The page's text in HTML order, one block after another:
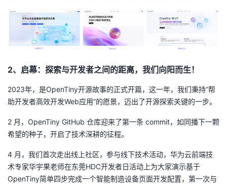
证实
验
的
收
藏
持
建
议
2、启幕：探索与开发者之间的距离，我们向阳而生！
2023年，是OpenTiny开源故事的正式开篇，这一年，我们秉持“帮
助开发者高效开发Web应用”的愿景，迈出了开源探索关键的一步。
2 月，OpenTiny GitHub 仓库迎来了第一条 commit，如同播下一颗
希望的种子，开启了技术深耕的征程。
4 月，我们首次走出线上社区，参与线下技术活动，华为云前端技
术专家华宇果老师在东莞HDC开发者日活动上为大家演示基于
OpenTiny简单四步完成一个智能制造设备页面开发配置，第一次与